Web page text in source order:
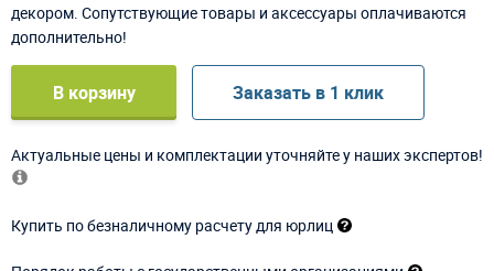
декором. Сопутствующие товары и аксессуары оплачиваются
дополнительно!
В корзину Заказать в 1 клик
Актуальные цены и комплектации уточняйте у наших экспертов!
Купить по безналичному расчету для юрлиц